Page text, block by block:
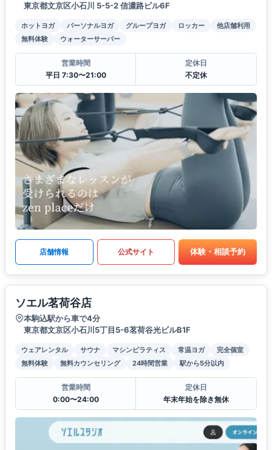
東京都文京区小石川 5-5-2 信濃路ビル6F
ホットヨガ パーソナルヨガ グループヨガ ロッカー
他店舗利用
無料体験
ウォーターサーバー
営業時間
平日 7:30〜21:00
定休日
不定休
店舗情報 公式サイト 体験・相談予約
ソエル茗荷谷店
本駒込駅から車で4分
東京都文京区小石川5丁目5-6茗荷谷光ビルB1F
ウェアレンタル サウナ マシンピラティス 常温ヨガ
完全個室
無料体験
無料カウンセリング 24時間営業 駅から5分以内
営業時間
0:00〜24:00
定休日
年末年始を除き無休